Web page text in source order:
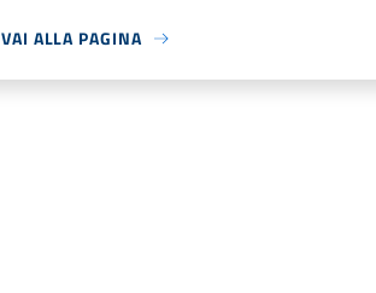
VAI ALLA PAGINA